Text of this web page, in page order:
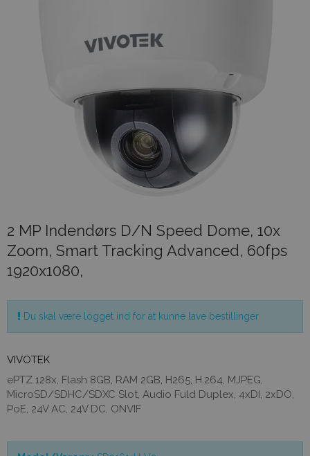
2 MP Indendørs D/N Speed Dome, 10x
Zoom, Smart Tracking Advanced, 60fps
1920x1080,
Du skal være logget ind for at kunne lave bestillinger
VIVOTEK
ePTZ 128x, Flash 8GB, RAM 2GB, H265, H.264, MJPEG,
MicroSD/SDHC/SDXC Slot, Audio Fuld Duplex, 4xDI, 2xDO,
PoE, 24V AC, 24V DC, ONVIF